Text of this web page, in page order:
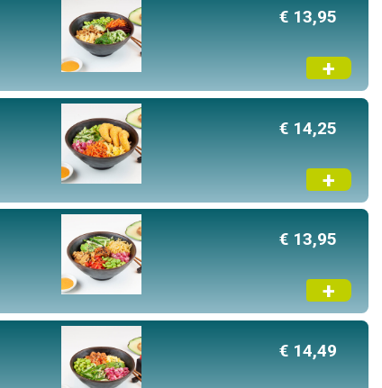
€ 13,95
+
€ 14,25
+
€ 13,95
+
€ 14,49